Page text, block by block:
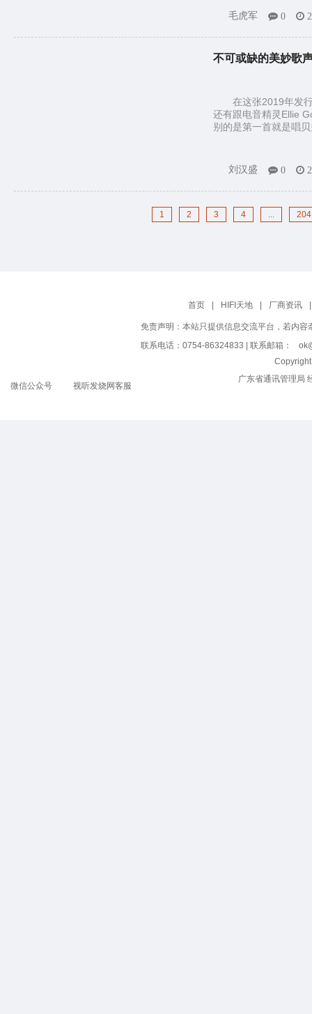
毛虎军 0
不可或缺的美妙歌
在这张2019年发
还有跟电音精灵Ellie
别的是第一首就是唱
刘汉盛 0
1 2 3 4 204
首页 HIFI天地 厂商资讯
微信公众号 视听发烧网客服
免责声明：本站只提供信息交流平台，若内
联系电话：0754-86324833 | 联系邮箱：
广东省通讯管理局